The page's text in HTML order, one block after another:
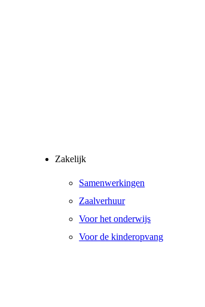
Zakelijk
Samenwerkingen
Zaalverhuur
Voor het onderwijs
Voor de kinderopvang